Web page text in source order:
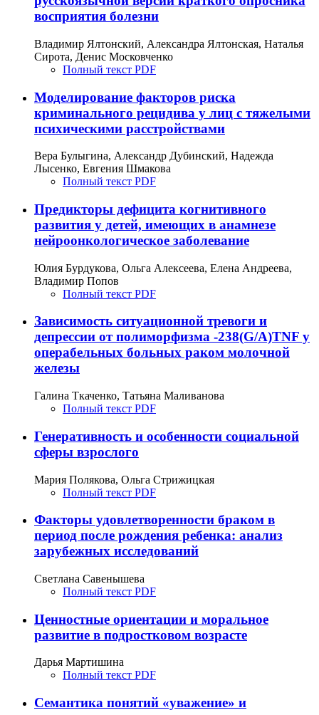
восприятия болезни
Владимир Ялтонский, Александра Ялтонская, Наталья
Сирота, Денис Московченко
Полный текст PDF
Моделирование факторов риска
криминального рецидива у лиц с тяжелыми
психическими расстройствами
Вера Булыгина, Александр Дубинский, Надежда
Лысенко, Евгения Шмакова
Полный текст PDF
Предикторы дефицита когнитивного
развития у детей, имеющих в анамнезе
нейроонкологическое заболевание
Юлия Бурдукова, Ольга Алексеева, Елена Андреева,
Владимир Попов
Полный текст PDF
Зависимость ситуационной тревоги и
депрессии от полиморфизма -238(G/A)TNF у
операбельных больных раком молочной
железы
Галина Ткаченко, Татьяна Маливанова
Полный текст PDF
Генеративность и особенности социальной
сферы взрослого
Мария Полякова, Ольга Стрижицкая
Полный текст PDF
Факторы удовлетворенности браком в
период после рождения ребенка: анализ
зарубежных исследований
Светлана Савенышева
Полный текст PDF
Ценностные ориентации и моральное
развитие в подростковом возрасте
Дарья Мартишина
Полный текст PDF
Семантика понятий «уважение» и